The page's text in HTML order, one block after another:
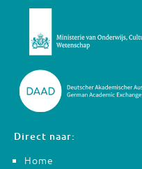
Direct naar:
Home